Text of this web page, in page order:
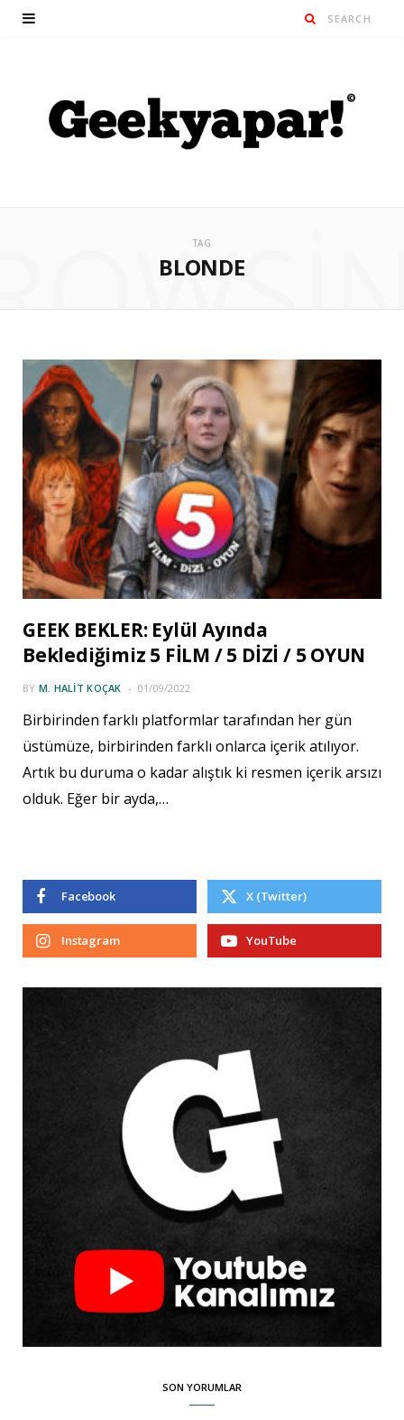
TAG
BLONDE
GEEK BEKLER: Eylül Ayında
Beklediğimiz 5 FİLM / 5 DİZİ / 5 OYUN
BY M. HALIT KOÇAK 01/09/2022
Birbirinden farklı platformlar tarafından her gün
üstümüze, birbirinden farklı onlarca içerik atılıyor.
Artık bu duruma o kadar alıştık ki resmen içerik arsızı
olduk. Eğer bir ayda,…
Facebook X (Twitter)
Instagram YouTube
SON YORUMLAR